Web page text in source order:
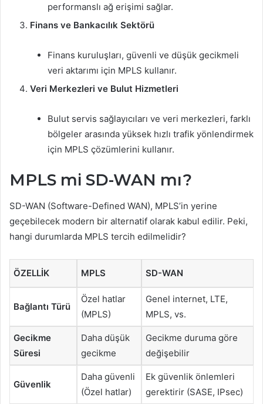
performanslı ağ erişimi sağlar.
Finans ve Bankacılık Sektörü
Finans kuruluşları, güvenli ve düşük gecikmeli
veri aktarımı için MPLS kullanır.
Veri Merkezleri ve Bulut Hizmetleri
Bulut servis sağlayıcıları ve veri merkezleri, farklı
bölgeler arasında yüksek hızlı trafik yönlendirmek
için MPLS çözümlerini kullanır.
MPLS mi SD-WAN mı?
SD-WAN (Software-Defined WAN), MPLS’in yerine
geçebilecek modern bir alternatif olarak kabul edilir. Peki,
hangi durumlarda MPLS tercih edilmelidir?
ÖZELLIK MPLS SD-WAN
Bağlantı Türü
Özel hatlar
(MPLS)
Genel internet, LTE,
MPLS, vs.
Gecikme
Süresi
Daha düşük
gecikme
Gecikme duruma göre
değişebilir
Güvenlik
Daha güvenli
(Özel hatlar)
Ek güvenlik önlemleri
gerektirir (SASE, IPsec)